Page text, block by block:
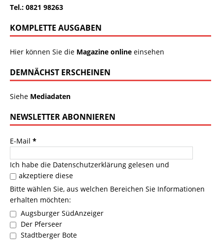
Tel.: 0821 98263
KOMPLETTE AUSGABEN
Hier können Sie die Magazine online einsehen
DEMNÄCHST ERSCHEINEN
Siehe Mediadaten
NEWSLETTER ABONNIEREN
E-Mail *
Ich habe die Datenschutzerklärung gelesen und
akzeptiere diese
Bitte wählen Sie, aus welchen Bereichen Sie Informationen
erhalten möchten:
Augsburger SüdAnzeiger
Der Pferseer
Stadtberger Bote